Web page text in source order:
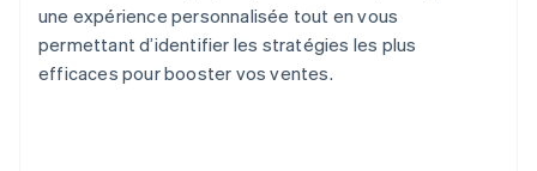
une expérience personnalisée tout en vous
permettant d’identifier les stratégies les plus
efficaces pour booster vos ventes.